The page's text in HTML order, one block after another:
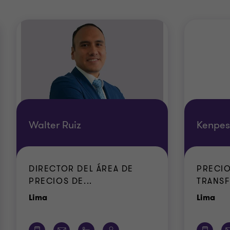
Walter Ruiz
DIRECTOR DEL ÁREA DE
PRECIOS DE...
Lima Lima